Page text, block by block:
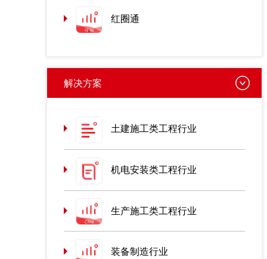
红圈通
解决方案
土建施工类工程行业
机电安装类工程行业
生产施工类工程行业
装备制造行业